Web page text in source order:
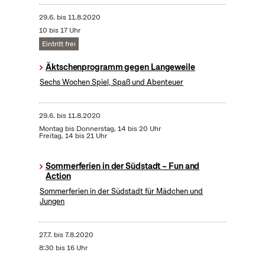
29.6. bis11.8.2020
10 bis 17 Uhr
Eintritt frei
Äktschenprogramm gegen Langeweile
Sechs Wochen Spiel, Spaß und Abenteuer
29.6. bis11.8.2020
Montag bis Donnerstag, 14 bis 20 Uhr
Freitag, 14 bis 21 Uhr
Sommerferien in der Südstadt – Fun and
Action
Sommerferien in der Südstadt für Mädchen und
Jungen
27.7. bis7.8.2020
8:30 bis 16 Uhr